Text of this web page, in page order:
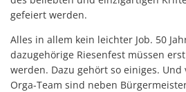
gefeiert werden.
Alles in allem kein leichter Job. 50
dazugehörige Riesenfest müssen
werden. Dazu gehört so einiges.
Orga-Team sind neben